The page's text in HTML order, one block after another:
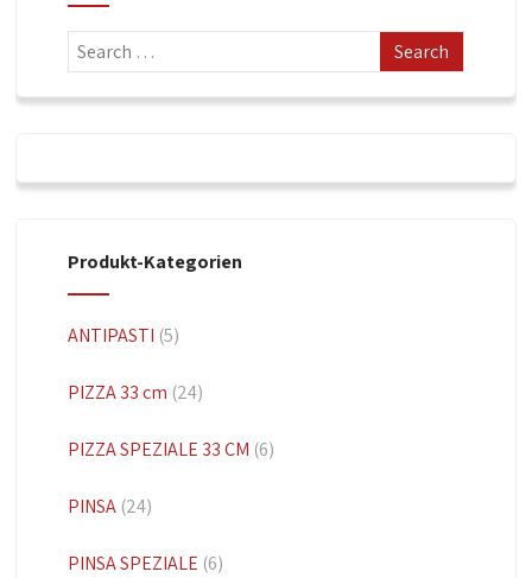
Produkt-Kategorien
ANTIPASTI (5)
PIZZA 33 cm (24)
PIZZA SPEZIALE 33 CM (6)
PINSA (24)
PINSA SPEZIALE (6)